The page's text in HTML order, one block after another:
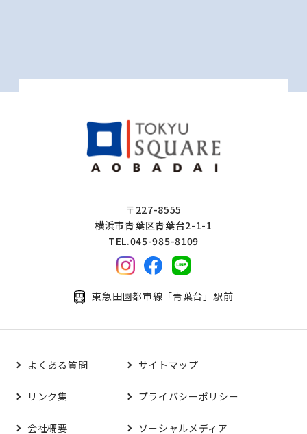
〒227-8555
横浜市青葉区青葉台2-1-1
TEL.045-985-8109
東急田園都市線「青葉台」駅前
よくある質問 サイトマップ
リンク集 プライバシーポリシー
会社概要 ソーシャルメディア